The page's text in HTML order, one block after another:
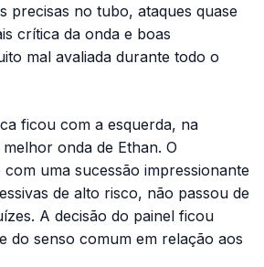
precisas no tubo, ataques quase
crítica da onda e boas
mal avaliada durante todo o
ficou com a esquerda, na
onda de Ethan. O
uma sucessão impressionante
de alto risco, não passou de
A decisão do painel ficou
do senso comum em relação aos